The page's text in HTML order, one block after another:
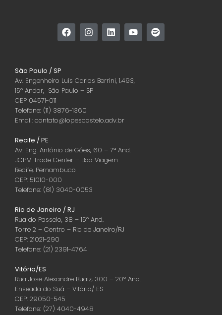
São Paulo / SP
Av. Engenheiro Luís Carlos Berrini, 1.493,
15º Andar, São Paulo – SP
CEP 04571-011
Telefone: (11) 3876-1360
Email: contato@lopescastelo.adv.br
Recife / PE
Av. Eng. Antônio de Góes, 60 – 7ª And.
JCPM Trade Center – Boa Viagem
Recife, Pernambuco
CEP: 51010-000
Telefone: (81) 3040-0053
Rio de Janeiro / RJ
Rua do Passeio, 38 – 15º And.
Torre 2 – Centro – Rio de Janeiro/RJ
CEP: 21021-290
Telefone: (21) 2391-4764
Vitória/ES
Rua Jose Alexandre Buaiz, 300 – 20º And.
Enseada do Suá – Vitória/ ES
CEP: 29050-545
Telefone: (27) 4040-4948